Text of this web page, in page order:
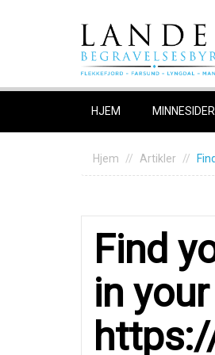
HJEM MINNESIDER
Hjem Artikler
Find
in